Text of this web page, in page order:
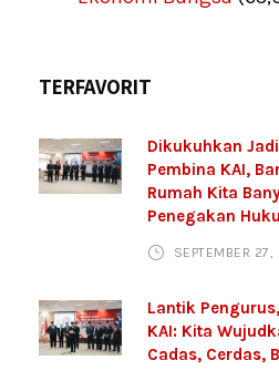
TERFAVORIT
Dikukuhkan
Pembina KAI,
Rumah Kita
Penegakan
SEPTEMBER
Lantik
KAI: Kita
Cadas, Cerdas,